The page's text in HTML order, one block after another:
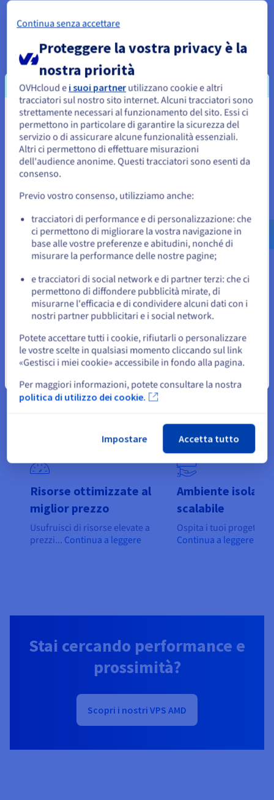
Perché scegliere un VPS AMD?
I VPS AMD si basano su processori EPYC di ultima
generazione, riconosciuti per l’alta densità di core e
l’efficienza energetica. Sono pensati per carichi di lavoro
paralleli, elaborazioni distribuite e ambienti complessi come
database o infrastrutture di sviluppo.
L’hosting nelle Local Zone permette di rispondere alle sfide di
con aumento di potenza in un clic.
Processori AMD EPYC potenti ed efficienti
Deploy strategico nelle Local Zone
Storage NVMe rapido e stabile
Compatibilità con le distribuzioni Linux
Casi d’uso dei VPS AMD
I server VPS AMD nelle Local Zone combinano potenza
multicore, bassa latenza e prossimità geografica. Si adattano
perfettamente a utilizzi esigenti come hosting web localizzato,
database distribuiti, ambienti di sviluppo collaborativo,
pipeline CI/CD e server di gioco online.
Risorse ottimizzate al
miglior prezzo
Usufruisci di risorse elevate a
prezzi... Continua a leggere
Ambiente isolato
scalabile
Ospita i tuoi progetti in
Continua a leggere
Stai cercando performance e
prossimità?
Scopri i nostri VPS AMD
Sembra che la tua localizzazione sia
Stati Uniti
Per effettuare un ordine da Stati Uniti, è necessario accedere al
sito web del Paese e creare un account.
Vai al sito Stati Uniti
us.ovhcloud.com/vps Inglese USD - $
o
Resta sul sito web attuale
Seleziona un altro sito web
Continua senza accettare
Proteggere la vostra privacy è la
nostra priorità
OVHcloud e i suoi partnerutilizzano cookie e altri
tracciatori sul nostro sito internet. Alcuni tracciatori sono
strettamente necessari al funzionamento del sito. Essi ci
permettono in particolare di garantire la sicurezza del
servizio o di assicurare alcune funzionalità essenziali.
Altri ci permettono di effettuare misurazioni
dell'audience anonime. Questi tracciatori sono esenti da
consenso.
Previo vostro consenso, utilizziamo anche:
tracciatori di performance e di personalizzazione: che
ci permettono di migliorare la vostra navigazione in
base alle vostre preferenze e abitudini, nonché di
misurare la performance delle nostre pagine;
e tracciatori di social network e di partner terzi: che ci
permettono di diffondere pubblicità mirate, di
misurarne l'efficacia e di condividere alcuni dati con i
nostri partner pubblicitari e i social network.
Potete accettare tutti i cookie, rifiutarli o personalizzare
le vostre scelte in qualsiasi momento cliccando sul link
«Gestisci i miei cookie» accessibile in fondo alla pagina.
Per maggiori informazioni, potete consultare la nostra
politica di utilizzo dei cookie.
Impostare Accetta tutto